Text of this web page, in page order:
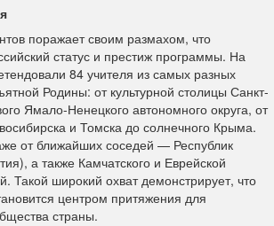
поражает своим размахом, что
статус и престиж программы. На
84 учителя из самых разных
Родины: от культурной столицы Санкт-
Ямало-Ненецкого автономного округа, от
и Томска до солнечного Крыма.
от ближайших соседей — Республик
а также Камчатского и Еврейской
Такой широкий охват демонстрирует, что
центром притяжения для
страны.